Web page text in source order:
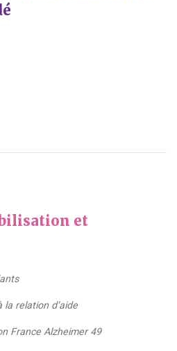
et
la relation d’aide
France Alzheimer 49